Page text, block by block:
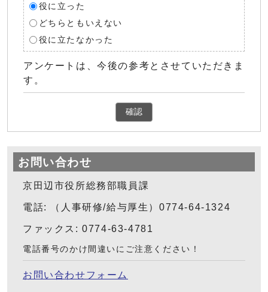
役に立った
どちらともいえない
役に立たなかった
アンケートは、今後の参考とさせていただきま
す。
確認
お問い合わせ
京田辺市役所総務部職員課
電話: （人事研修/給与厚生）0774-64-1324
ファックス: 0774-63-4781
電話番号のかけ間違いにご注意ください！
お問い合わせフォーム